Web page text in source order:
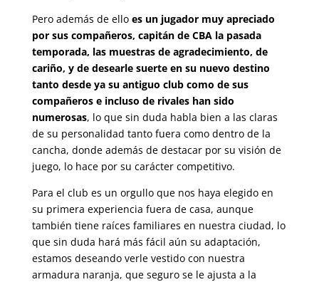
Pero además de ello es un jugador muy apreciado
por sus compañeros, capitán de CBA la pasada
temporada, las muestras de agradecimiento, de
cariño, y de desearle suerte en su nuevo destino
tanto desde ya su antiguo club como de sus
compañeros e incluso de rivales han sido
numerosas, lo que sin duda habla bien a las claras
de su personalidad tanto fuera como dentro de la
cancha, donde además de destacar por su visión de
juego, lo hace por su carácter competitivo.
Para el club es un orgullo que nos haya elegido en
su primera experiencia fuera de casa, aunque
también tiene raíces familiares en nuestra ciudad, lo
que sin duda hará más fácil aún su adaptación,
estamos deseando verle vestido con nuestra
armadura naranja, que seguro se le ajusta a la